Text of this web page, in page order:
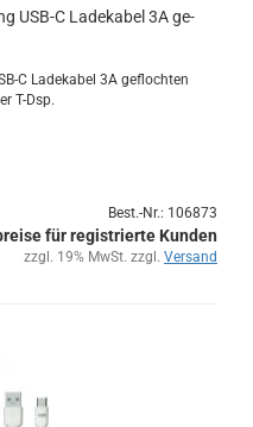
USB-C La­de­ka­bel 3A ge­
C La­de­ka­bel 3A ge­floch­ten
T-Dsp.
Best.-Nr.: 106873
für registrierte Kunden
zzgl. 19% MwSt. zzgl. Versand